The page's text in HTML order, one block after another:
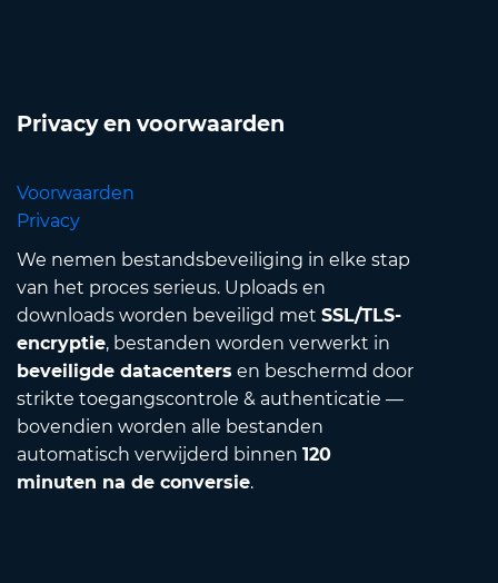
Privacy en voorwaarden
Voorwaarden
Privacy
We nemen bestandsbeveiliging in elke stap
van het proces serieus. Uploads en
downloads worden beveiligd met SSL/TLS-
encryptie, bestanden worden verwerkt in
beveiligde datacenters en beschermd door
strikte toegangscontrole & authenticatie —
bovendien worden alle bestanden
automatisch verwijderd binnen 120
minuten na de conversie.